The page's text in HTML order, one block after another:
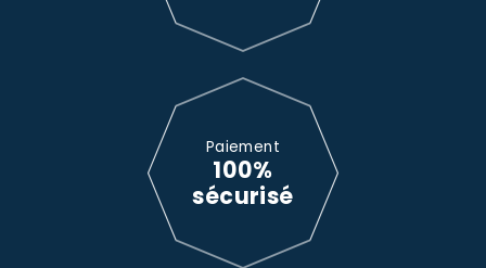
Paiement
100%
sécurisé